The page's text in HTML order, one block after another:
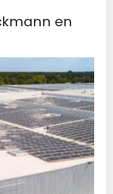
en